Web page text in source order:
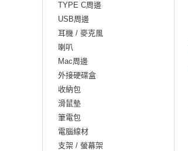
TYPE C周邊
USB周邊
耳機 / 麥克風
喇叭
Mac周邊
外接硬碟盒
收納包
滑鼠墊
筆電包
電腦線材
支架 / 螢幕架